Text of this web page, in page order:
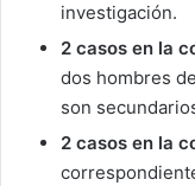
investigación.
2 casos en la
dos hombres
son
2 casos en la